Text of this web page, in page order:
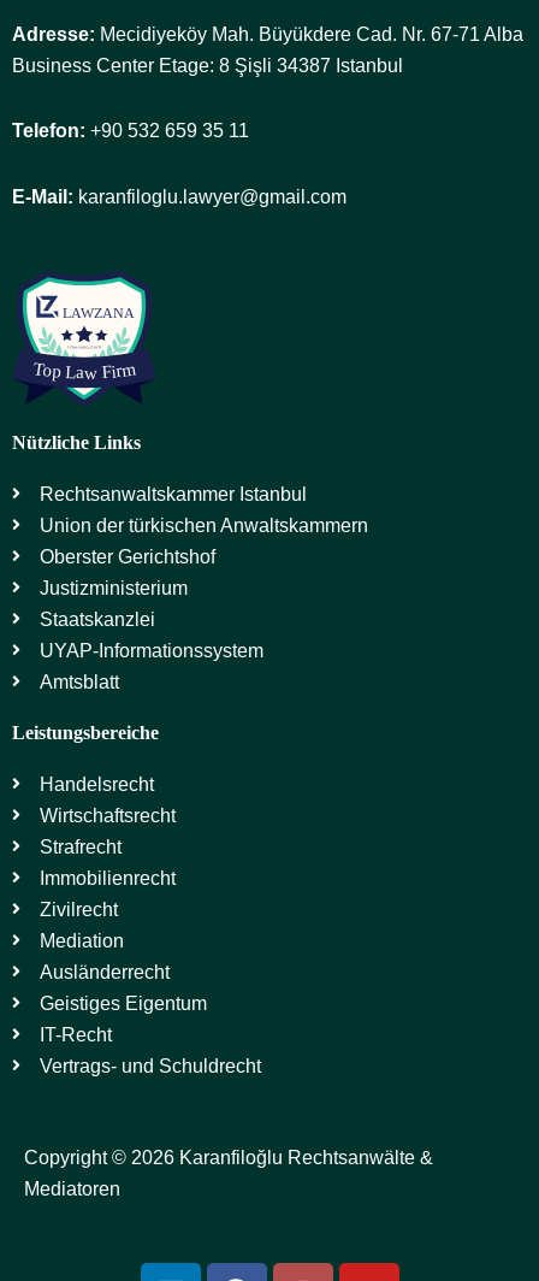
Adresse: Mecidiyeköy Mah. Büyükdere Cad. Nr. 67-71 Alba
Business Center Etage: 8 Şişli 34387 Istanbul
Telefon: +90 532 659 35 11
E-Mail: karanfiloglu.lawyer@gmail.com
Nützliche Links
Rechtsanwaltskammer Istanbul
Union der türkischen Anwaltskammern
Oberster Gerichtshof
Justizministerium
Staatskanzlei
UYAP-Informationssystem
Amtsblatt
Leistungsbereiche
Handelsrecht
Wirtschaftsrecht
Strafrecht
Immobilienrecht
Zivilrecht
Mediation
Ausländerrecht
Geistiges Eigentum
IT-Recht
Vertrags- und Schuldrecht
Copyright © 2026 Karanfiloğlu Rechtsanwälte &
Mediatoren